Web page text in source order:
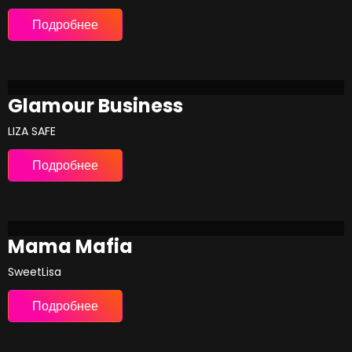
Подробнее
Glamour Business
LIZA SAFE
Подробнее
Mama Mafia
SweetLisa
Подробнее